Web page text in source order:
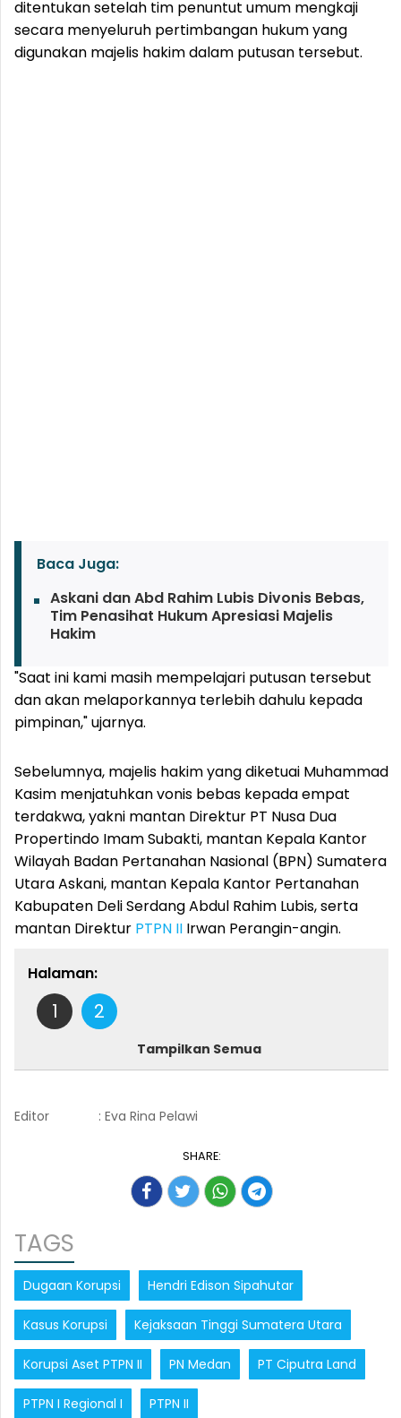
ditentukan setelah tim penuntut umum mengkaji
secara menyeluruh pertimbangan hukum yang
digunakan majelis hakim dalam putusan tersebut.
Baca Juga:
Askani dan Abd Rahim Lubis Divonis Bebas,
Tim Penasihat Hukum Apresiasi Majelis
Hakim
"Saat ini kami masih mempelajari putusan tersebut
dan akan melaporkannya terlebih dahulu kepada
pimpinan," ujarnya.
Sebelumnya, majelis hakim yang diketuai Muhammad
Kasim menjatuhkan vonis bebas kepada empat
terdakwa, yakni mantan Direktur PT Nusa Dua
Propertindo Imam Subakti, mantan Kepala Kantor
Wilayah Badan Pertanahan Nasional (BPN) Sumatera
Utara Askani, mantan Kepala Kantor Pertanahan
Kabupaten Deli Serdang Abdul Rahim Lubis, serta
mantan Direktur PTPN II Irwan Perangin-angin.
Halaman:
1 2
Tampilkan Semua
Editor : Eva Rina Pelawi
SHARE:
TAGS
Dugaan Korupsi Hendri Edison Sipahutar
Kasus Korupsi Kejaksaan Tinggi Sumatera Utara
Korupsi Aset PTPN II PN Medan PT Ciputra Land
PTPN I Regional I PTPN II